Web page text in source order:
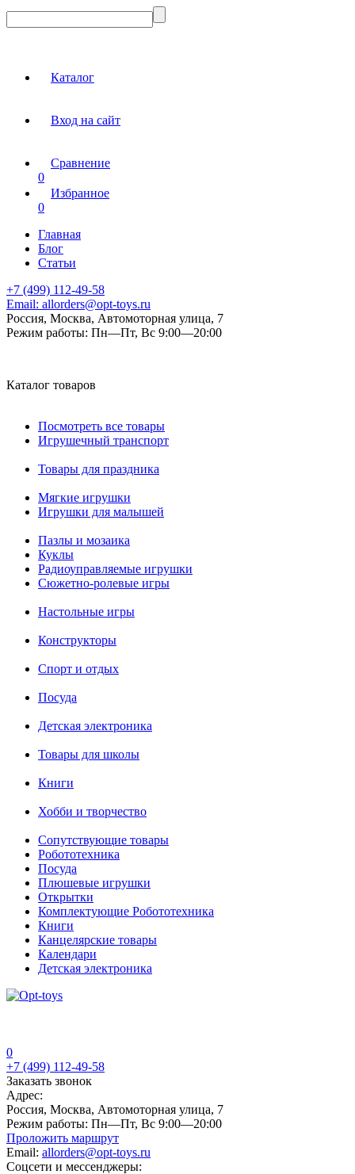
Каталог
Вход на сайт
Сравнение
0
Избранное
0
Главная
Блог
Статьи
+7 (499) 112-49-58
Email: allorders@opt-toys.ru
Россия, Москва, Автомоторная улица, 7
Режим работы: Пн—Пт, Вс 9:00—20:00
Каталог товаров
Посмотреть все товары
Игрушечный транспорт
Товары для праздника
Мягкие игрушки
Игрушки для малышей
Пазлы и мозаика
Куклы
Радиоуправляемые игрушки
Сюжетно-ролевые игры
Настольные игры
Конструкторы
Спорт и отдых
Посуда
Детская электроника
Товары для школы
Книги
Хобби и творчество
Сопутствующие товары
Робототехника
Посуда
Плюшевые игрушки
Открытки
Комплектующие Робототехника
Книги
Канцелярские товары
Календари
Детская электроника
0
+7 (499) 112-49-58
Заказать звонок
Адрес:
Россия, Москва, Автомоторная улица, 7
Режим работы: Пн—Пт, Вс 9:00—20:00
Проложить маршрут
Email: allorders@opt-toys.ru
Соцсети и мессенджеры: